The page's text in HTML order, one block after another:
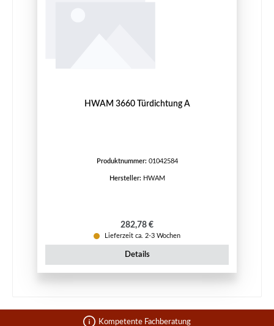
HWAM 3660 Türdichtung A
Produktnummer: 01042584
Hersteller: HWAM
Regulärer Preis:
282,78 €
Lieferzeit ca. 2-3 Wochen
Details
Kompetente Fachberatung